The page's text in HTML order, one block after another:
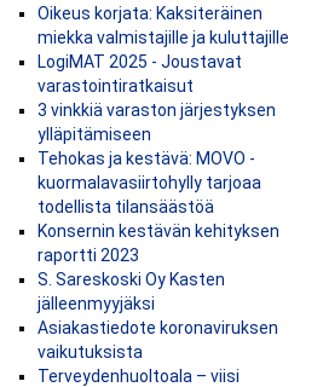
Oikeus korjata: Kaksiteräinen
miekka valmistajille ja kuluttajille
LogiMAT 2025 - Joustavat
varastointiratkaisut
3 vinkkiä varaston järjestyksen
ylläpitämiseen
Tehokas ja kestävä: MOVO -
kuormalavasiirtohylly tarjoaa
todellista tilansäästöä
Konsernin kestävän kehityksen
raportti 2023
S. Sareskoski Oy Kasten
jälleenmyyjäksi
Asiakastiedote koronaviruksen
vaikutuksista
Terveydenhuoltoala – viisi